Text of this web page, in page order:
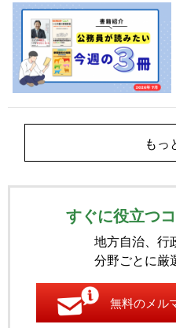
もっ
すぐに役立つ
地方自治、行
分野ごとに厳
無料のメル